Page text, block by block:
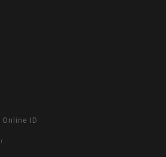
Online ID